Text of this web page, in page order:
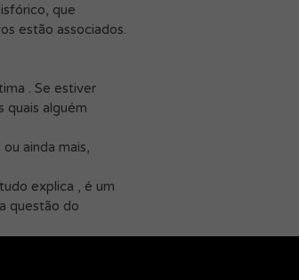
que
estão associados.
. Se estiver
quais alguém
ainda mais,
explica , é um
questão do
si mesma. Este
vestígio da alma